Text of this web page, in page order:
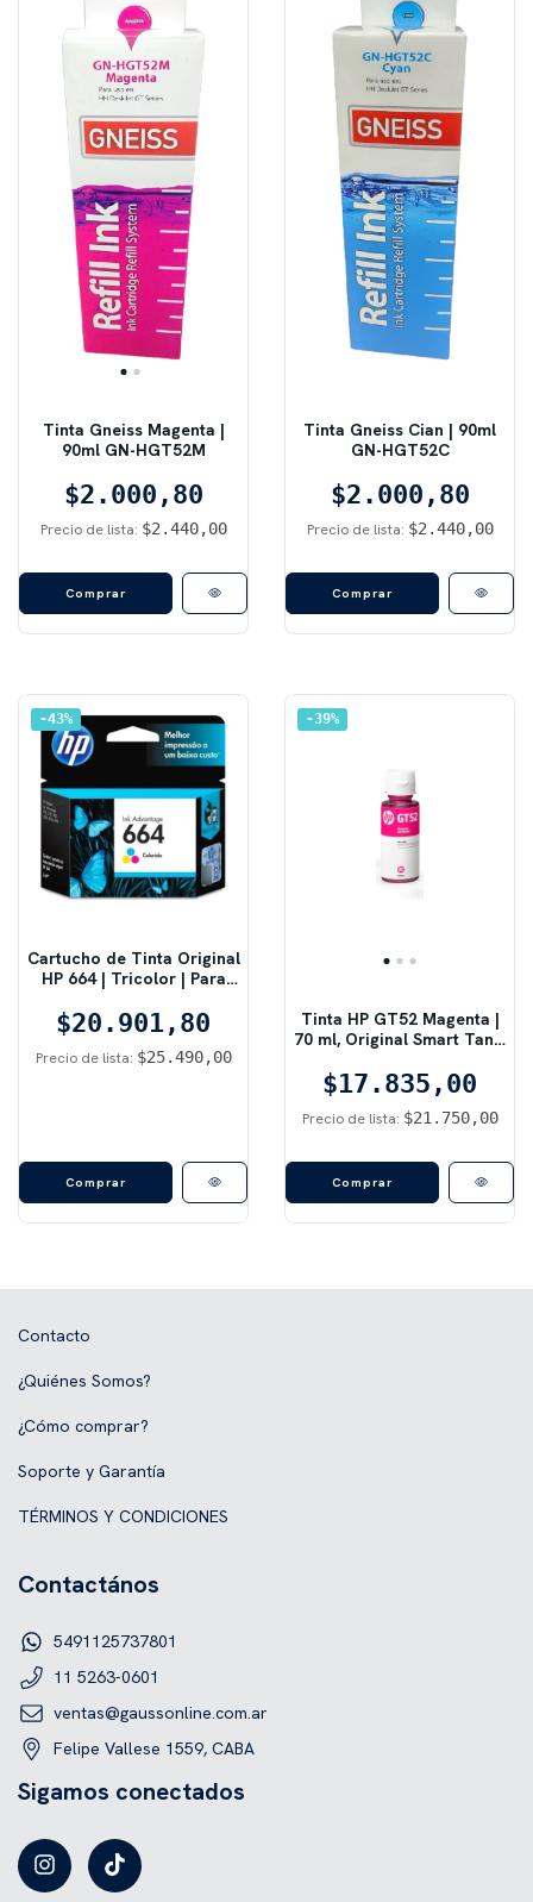
Tinta Gneiss Magenta |
90ml GN-HGT52M
$2.000,80
Precio de lista: $2.440,00
Tinta Gneiss Cian | 90ml
GN-HGT52C
$2.000,80
Precio de lista: $2.440,00
43%
Cartucho de Tinta Original
HP 664 | Tricolor | Para
Advantage
$20.901,80
Precio de lista: $25.490,00
39%
Tinta HP GT52 Magenta |
70 ml, Original Smart Tank,
$17.835,00
Precio de lista: $21.750,00
Contacto
¿Quiénes Somos?
¿Cómo comprar?
Soporte y Garantía
TÉRMINOS Y CONDICIONES
Contactános
5491125737801
11 5263-0601
ventas@gaussonline.com.ar
Felipe Vallese 1559, CABA
Sigamos conectados